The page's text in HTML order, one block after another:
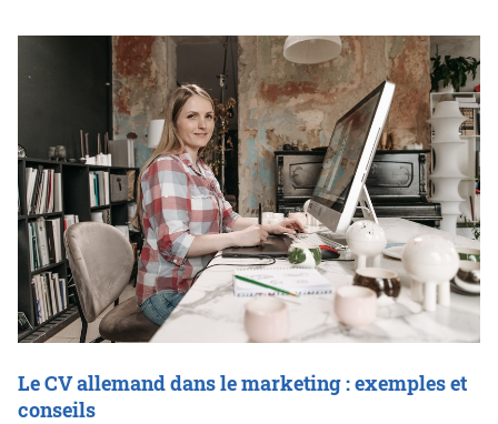
Le CV allemand dans le marketing : exemples et
conseils